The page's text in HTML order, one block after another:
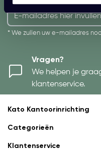
* We zullen uw e-mailadres
Vragen?
We helpen je
klantenservice.
Kato Kantoorinrichting
Categorieën
Klantenservice